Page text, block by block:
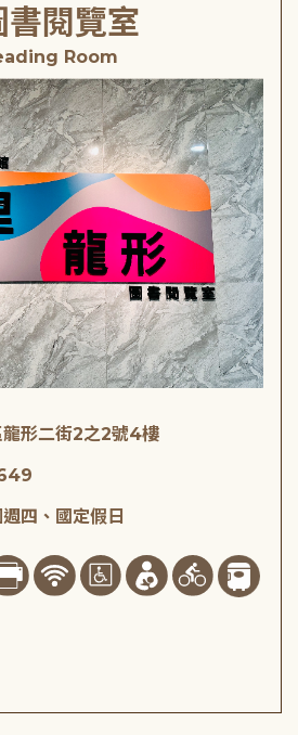
閱覽室
Room
形二街2之2號4樓
四、國定假日